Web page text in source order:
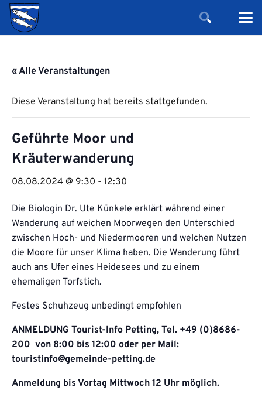
« Alle Veranstaltungen
Diese Veranstaltung hat bereits stattgefunden.
Geführte Moor und
Kräuterwanderung
08.08.2024 @ 9:30 - 12:30
Die Biologin Dr. Ute Künkele erklärt während einer
Wanderung auf weichen Moorwegen den Unterschied
zwischen Hoch- und Niedermooren und welchen Nutzen
die Moore für unser Klima haben. Die Wanderung führt
auch ans Ufer eines Heidesees und zu einem
ehemaligen Torfstich.
Festes Schuhzeug unbedingt empfohlen
ANMELDUNG Tourist-Info Petting, Tel. +49 (0)8686-
200 von 8:00 bis 12:00 oder per Mail:
touristinfo@gemeinde-petting.de
Anmeldung bis Vortag Mittwoch 12 Uhr möglich.